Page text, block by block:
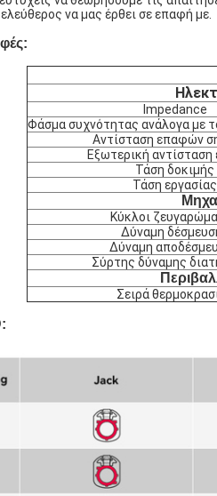
να μας έρθει σε επαφή με.
lmpedance
Φάσμα συχνότητας ανάλογα με
Αντίσταση επαφών
Εξωτερική
Τάση δοκιμής
Τάση εργασίας
Κύκλοι
Δύναμη
Δύναμη
Σύρτης δύναμης
Σειρά